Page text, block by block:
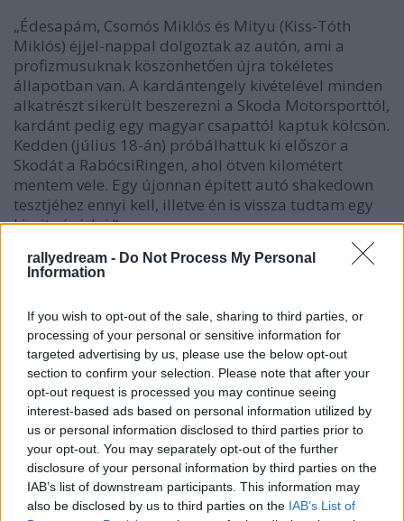
rallyedream - Do Not Process My Personal
Information
If you wish to opt-out of the sale, sharing to third parties, or
processing of your personal or sensitive information for
targeted advertising by us, please use the below opt-out
section to confirm your selection. Please note that after your
opt-out request is processed you may continue seeing
interest-based ads based on personal information utilized by
us or personal information disclosed to third parties prior to
your opt-out. You may separately opt-out of the further
disclosure of your personal information by third parties on the
IAB’s list of downstream participants. This information may
also be disclosed by us to third parties on the IAB’s List of
„Édesapám, Csomós Miklós és Mityu (Kiss-Tóth
Miklós) éjjel-nappal dolgoztak az autón, ami a
profizmusuknak köszönhetően újra tökéletes
állapotban van. A kardántengely kivételével minden
alkatrészt sikerült beszerezni a Skoda Motorsporttól,
kardánt pedig egy magyar csapattól kaptuk kölcsön.
Kedden (július 18-án) próbálhattuk ki először a
Skodát a RabócsiRingen, ahol ötven kilométert
mentem vele. Egy újonnan épített autó shakedown
tesztjéhez ennyi kell, illetve én is vissza tudtam egy
kicsit rázódni.“